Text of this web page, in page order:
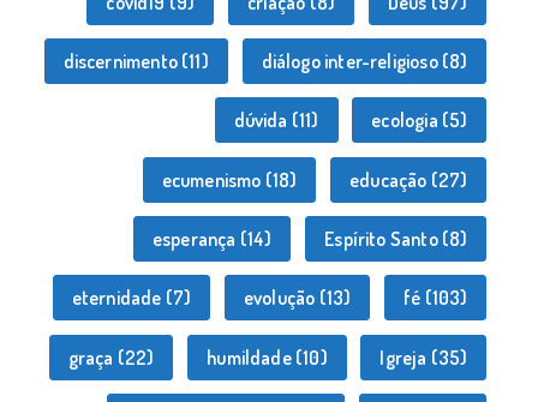
discernimento(11) diálogo inter-religioso(8)
dúvida (11) ecologia (5)
ecumenismo (18) educação (27)
esperança (14) Espírito Santo(8)
eternidade (7) evolução (13) fé (103)
graça (22) humildade(10) Igreja (35)